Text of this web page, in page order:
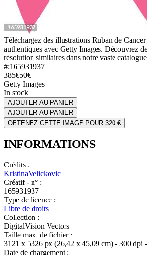
Téléchargez des illustrations Ruban de
authentiques avec Getty Images. Découvrez
résolution similaires dans notre vaste
#:165931937
385€50€
Getty Images
In stock
AJOUTER AU PANIER
AJOUTER AU PANIER
OBTENEZ CETTE IMAGE POUR 320 €
INFORMATIONS
Crédits :
KristinaVelickovic
Créatif - n° :
165931937
Type de licence :
Libre de droits
Collection :
DigitalVision Vectors
Taille max. de fichier :
3121 x 5326 px (26,42 x 45,09 cm) - 300 dpi
Date de chargement :